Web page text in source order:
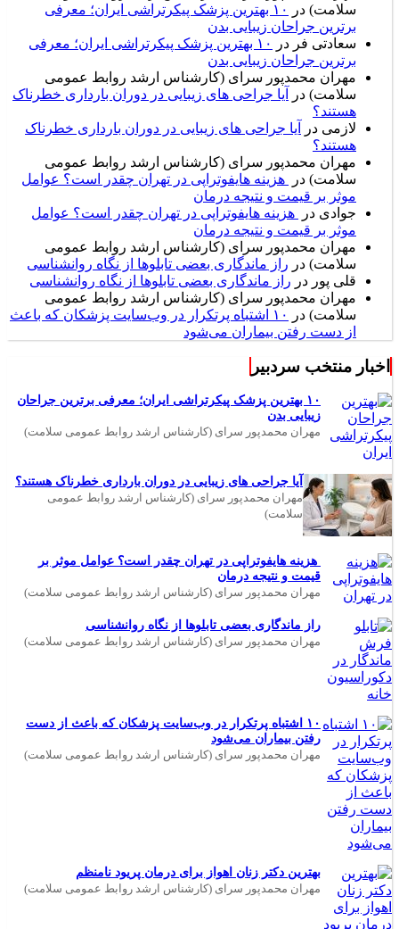
مهران محمدپور سرای (کارشناس ارشد روابط عمومی
سلامت)در
۱۰ بهترین پزشک پیکرتراشی ایران؛ معرفی
برترین جراحان زیبایی بدن
سعادتی فردر
۱۰ بهترین پزشک پیکرتراشی ایران؛ معرفی
برترین جراحان زیبایی بدن
مهران محمدپور سرای (کارشناس ارشد روابط عمومی
سلامت)
هستند؟
لازمیدر
هستند؟
مهران محمدپور سرای (کارشناس ارشد روابط عمومی
سلامت)درهزینه هایفوتراپی در تهران چقدر است؟ عوامل
موثر بر قیمت و نتیجه درمان
جوادی درهزینه هایفوتراپی در تهران چقدر است؟ عوامل
موثر بر قیمت و نتیجه درمان
مهران محمدپور سرای (کارشناس ارشد روابط عمومی
سلامت) در راز ماندگاری بعضی تابلوها از نگاه روانشناسی
قلی پوردرراز ماندگاری بعضی تابلوها از نگاه روانشناسی
مهران محمدپور سرای (کارشناس ارشد روابط عمومی
سلامت) در
۱۰ اشتباه پرتکرار در وب‌سایت پزشکان که باعث
اخبار منتخب سردبیر
۱۰ بهترین پزشک پیکرتراشی ایران؛ معرفی برترین جراحان
زیبایی بدن
آیا جراحی های زیبایی در دوران بارداری خطرناک هستند؟
مهران محمدپور سرای (کارشناس ارشد روابط عمومی
هزینه هایفوتراپی در تهران چقدر است؟ عوامل موثر بر
قیمت و نتیجه درمان
راز ماندگاری بعضی تابلوها از نگاه روانشناسی
۱۰ اشتباه پرتکرار در وب‌سایت پزشکان که باعث از دست
رفتن بیماران می‌شود
بهترین دکتر زنان اهواز برای درمان پریود نامنظم